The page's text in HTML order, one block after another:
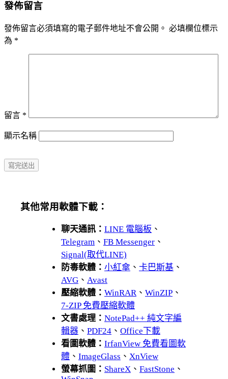
發佈留言
發佈留言必須填寫的電子郵件地址不會公開。 必填欄位標示
為 *
留言 *
顯示名稱
其他常用軟體下載：
聊天通訊： LINE 電腦板 、
Telegram 、 FB Messenger 、
Signal(取代LINE)
防毒軟體： 小紅傘 、 卡巴斯基 、
AVG 、 Avast
壓縮軟體： WinRAR、 WinZIP 、
7-ZIP 免費壓縮軟體
文書處理： NotePad++ 純文字編
輯器 、 PDF24 、 Office下載
看圖軟體： IrfanView 免費看圖軟
體 、 ImageGlass 、 XnView
螢幕抓圖： ShareX 、 FastStone 、